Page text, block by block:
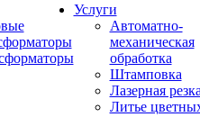
Услуги
Автоматно-
механическая
обработка
Штамповка
Лазерная
Литье